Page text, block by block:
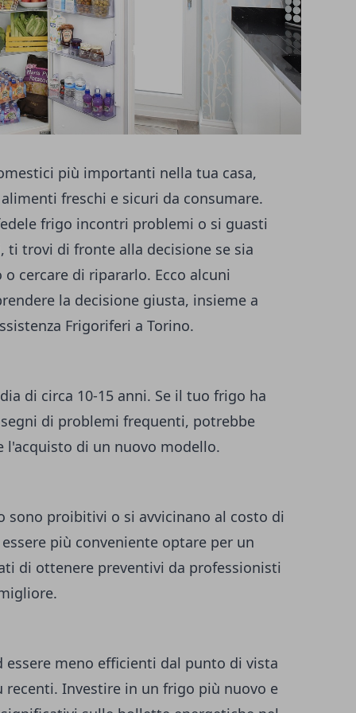
più importanti nella tua casa,
freschi e sicuri da consumare.
frigo incontri problemi o si guasti
trovi di fronte alla decisione se sia
cercare di ripararlo. Ecco alcuni
la decisione giusta, insieme a
Frigoriferi a Torino.
di circa 10-15 anni. Se il tuo frigo ha
di problemi frequenti, potrebbe
l'acquisto di un nuovo modello.
sono proibitivi o si avvicinano al costo di
più conveniente optare per un
di ottenere preventivi da professionisti
meno efficienti dal punto di vista
Investire in un frigo più nuovo e